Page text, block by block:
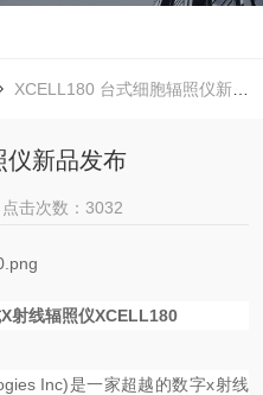
XCELL180 台式细胞辐照仪新品发布
仪新品发布
点击次数：3032
射线辐照仪XCELL180
Inc)是一家超越的数字x射线